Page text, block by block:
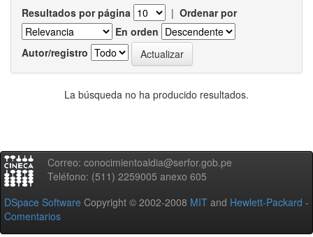
Resultados por página | Ordenar por
En orden
Autor/registro
La búsqueda no ha producido resultados.
Correo: conocimientoaldia@serfor.gob.pe
Teléfono: (511) 2259005 anexo 605
DSpace Software Copyright © 2002-2008 MIT and Hewlett-Packard -
Comentarios